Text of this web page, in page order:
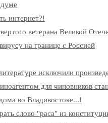
интернет?!
ветерана Великой
на границе с Россией
исключили
для чиновников
во Владивостоке...!
слово "раса" из